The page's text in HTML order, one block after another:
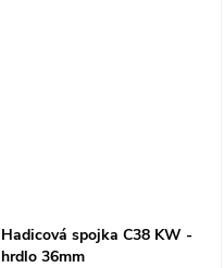
Hadicová spojka C38 KW -
hrdlo 36mm